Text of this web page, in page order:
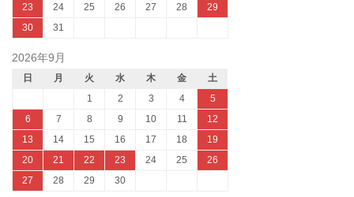
23
24 25 26 27 28
29
30
31
2026年9月
日 月 火 水 木 金
土
1
2 3 4
5
6
7 8 9 10 11
12
13
14 15 16 17 18
19
20
21 22 23 24 25
26
27
28 29 30